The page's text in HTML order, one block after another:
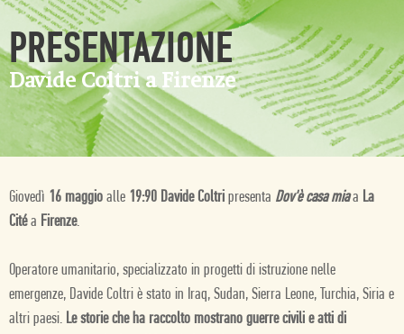
PRESENTAZIONE
Davide Coltri a Firenze
Giovedì 16 maggio alle 19:90 Davide Coltri presenta Dov'è casa miaa La
Citéa Firenze.
Operatore umanitario, specializzato in progetti di istruzione nelle
emergenze, Davide Coltri è stato in Iraq, Sudan, Sierra Leone, Turchia, Siria e
altri paesi. Le storie che ha raccolto mostrano guerre civili e atti di